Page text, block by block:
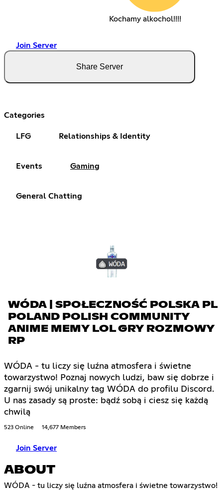
Kochamy alkochol!!!!
Join Server
Share Server
Categories
LFG Relationships & Identity
Events Gaming
General Chatting
WÓDA | SPOŁECZNOŚĆ POLSKA PL
POLAND POLISH COMMUNITY
ANIME MEMY LOL GRY ROZMOWY
RP
WÓDA - tu liczy się luźna atmosfera i świetne
towarzystwo! Poznaj nowych ludzi, baw się dobrze i
zgarnij swój unikalny tag WÓDA do profilu Discord.
U nas zasady są proste: bądź sobą i ciesz się każdą
chwilą
523 Online 14,677 Members
Join Server
ABOUT
WÓDA - tu liczy się luźna atmosfera i świetne towarzystwo!